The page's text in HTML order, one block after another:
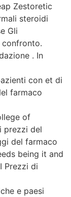
Zestoretic
steroidi
Gli
. In
con et di
farmaco
of
prezzi del
del farmaco
being it and
Prezzi di
e paesi